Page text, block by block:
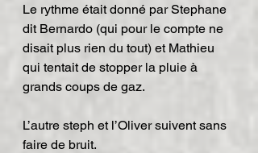
Le rythme était donné par Stephane
dit Bernardo (qui pour le compte ne
disait plus rien du tout) et Mathieu
qui tentait de stopper la pluie à
grands coups de gaz.
L’autre steph et l’Oliver suivent sans
faire de bruit.